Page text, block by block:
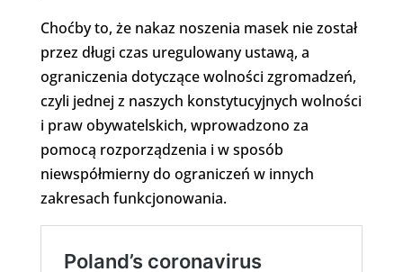
Choćby to, że nakaz noszenia masek nie został
przez długi czas uregulowany ustawą, a
ograniczenia dotyczące wolności zgromadzeń,
czyli jednej z naszych konstytucyjnych wolności
i praw obywatelskich, wprowadzono za
pomocą rozporządzenia i w sposób
niewspółmierny do ograniczeń w innych
zakresach funkcjonowania.